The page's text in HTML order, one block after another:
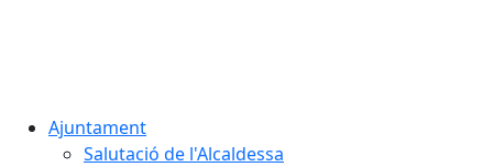
Ajuntament
Salutació de l'Alcaldessa